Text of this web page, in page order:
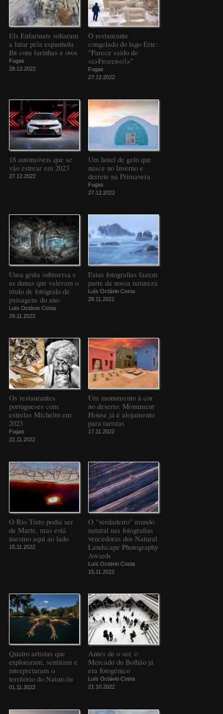
Els Enfarinats voltaram
a lutar pela espanhola
Ibi com farinhas e ovos
Fugas
28.12.2022
O restaurante
congelado do lago Erie:
"Parece saído do
<i>Frozen</i>"
Fugas
27.12.2022
18 automóveis que se
vão estrear em 2023
27.12.2022
Um hotel de gelo que
nasce no Inverno e
derrete na Primavera
Fugas
27.12.2022
Uma gruta submersa e
as dunas que valeram o
título de fotógrafo de
paisagens do ano
Luís Octávio Costa
29.11.2022
Estas fotografias fazem
parte da nossa natureza
Luís Octávio Costa
28.11.2022
Os restaurantes
portugueses com
estrelas Michelin em
2023
Fugas
22.11.2022
Um monumento à cor
no deserto: Monument
House já é alojamento
para turistas
17.11.2022
O Rio Tinto podia ser
de Marte, mas está
mesmo aqui ao lado
15.11.2022
O "verdadeiro" mundo
natural nas fotografias
vencedoras dos Natural
Landscape Photography
Awards
Luís Octávio Costa
15.11.2022
Quatro artistas que
exploraram, sentiram e
interpretaram o
território do Naturcôa
01.11.2022
Antes de o ser, o
Mercado do Bolhão já
era fotogénico
Luís Octávio Costa
21.10.2022